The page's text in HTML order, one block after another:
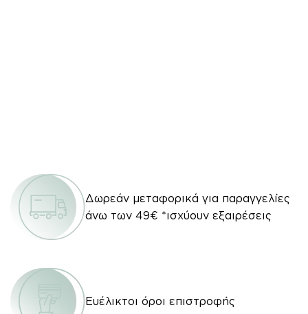
Δωρεάν μεταφορικά για παραγγελίες
άνω των 49€ *ισχύουν εξαιρέσεις
Ευέλικτοι όροι επιστροφής